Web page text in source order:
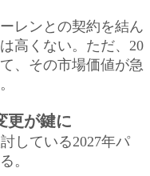
レンとの契約を結ん
高くない。ただ、20
、その市場価値が急
更が鍵に
している2027年パ
。